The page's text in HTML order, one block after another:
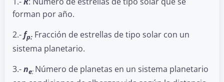
forman por año.
2.-fp: Fracción de estrellas de tipo solar con un
sistema planetario.
3.-ne: Número de planetas en un sistema planetario